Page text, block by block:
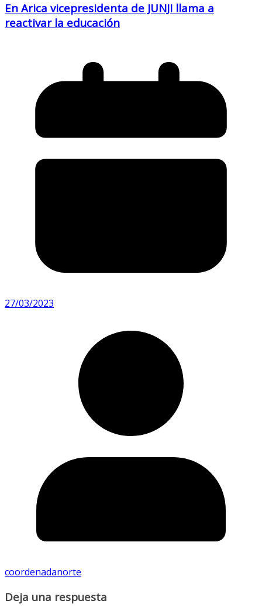
En Arica vicepresidenta de JUNJI llama a
reactivar la educación
27/03/2023
coordenadanorte
Deja una respuesta